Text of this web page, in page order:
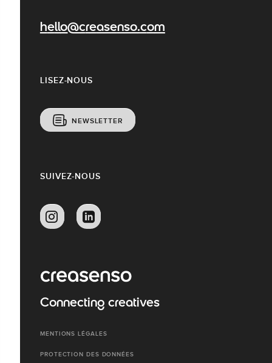
hello@creasenso.com
LISEZ-NOUS
NEWSLETTER
SUIVEZ-NOUS
Connecting creatives
MENTIONS LÉGALES
PROTECTION DES DONNÉES